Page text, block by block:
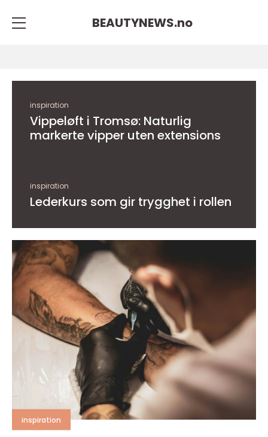
BEAUTYNEWS.no
inspiration
Vippeløft i Tromsø: Naturlig
markerte vipper uten extensions
inspiration
Lederkurs som gir trygghet i rollen
inspiration